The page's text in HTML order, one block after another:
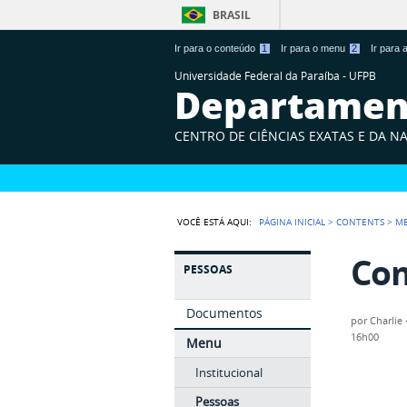
Ir para o conteúdo 1 Ir para o menu 2 Ir para
BRASIL
Universidade Federal da Paraíba - UFPB
CENTRO DE CIÊNCIAS EXATAS E DA
VOCÊ ESTÁ AQUI: PÁGINA INICIAL >CONTENTS >
PESSOAS
Documentos
Menu
Institucional
Pessoas
porCharlie
16h00